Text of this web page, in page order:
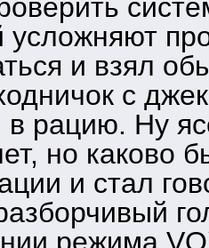
и взял
с
в рацию. Ну
но каково
и стал
режима